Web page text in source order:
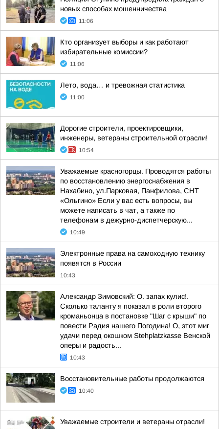
новых способах мошенничества
11:06
Кто организует выборы и как работают
избирательные комиссии?
11:06
Лето, вода… и тревожная статистика
11:00
Дорогие строители, проектировщики,
инженеры, ветераны строительной отрасли!
10:54
Уважаемые красногорцы. Проводятся работы
по восстановлению энергоснабжения в
Нахабино, ул.Парковая, Панфилова, СНТ
«Ольгино» Если у вас есть вопросы, вы
можете написать в чат, а также по
телефонам в дежурно-диспетчерскую...
10:49
Электронные права на самоходную технику
появятся в России
10:43
Александр Зимовский: О. запах кулис!.
Сколько таланту я показал в роли второго
кроманьонца в постановке "Шаг с крыши" по
повести Радия нашего Погодина! О, этот миг
удачи перед окошком Stehplatzkasse Венской
оперы и радость...
10:43
Восстановительные работы продолжаются
10:40
Уважаемые строители и ветераны отрасли!